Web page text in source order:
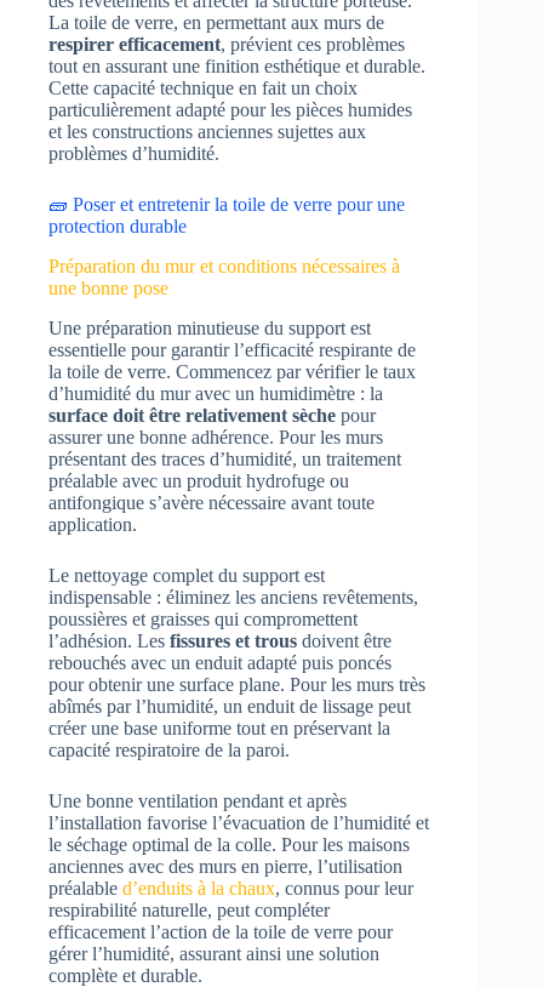
La toile de verre, en permettant aux murs de
respirer efficacement, prévient ces problèmes
tout en assurant une finition esthétique et durable.
Cette capacité technique en fait un choix
particulièrement adapté pour les pièces humides
et les constructions anciennes sujettes aux
problèmes d’humidité.
🧱 Poser et entretenir la toile de verre pour une
protection durable
Préparation du mur et conditions nécessaires à
une bonne pose
Une préparation minutieuse du support est
essentielle pour garantir l’efficacité respirante de
la toile de verre. Commencez par vérifier le taux
d’humidité du mur avec un humidimètre : la
surface doit être relativement sèche pour
assurer une bonne adhérence. Pour les murs
présentant des traces d’humidité, un traitement
préalable avec un produit hydrofuge ou
antifongique s’avère nécessaire avant toute
application.
Le nettoyage complet du support est
indispensable : éliminez les anciens revêtements,
poussières et graisses qui compromettent
l’adhésion. Les fissures et trous doivent être
rebouchés avec un enduit adapté puis poncés
pour obtenir une surface plane. Pour les murs très
abîmés par l’humidité, un enduit de lissage peut
créer une base uniforme tout en préservant la
capacité respiratoire de la paroi.
Une bonne ventilation pendant et après
l’installation favorise l’évacuation de l’humidité et
le séchage optimal de la colle. Pour les maisons
anciennes avec des murs en pierre, l’utilisation
préalable d’enduits à la chaux, connus pour leur
respirabilité naturelle, peut compléter
efficacement l’action de la toile de verre pour
gérer l’humidité, assurant ainsi une solution
complète et durable.